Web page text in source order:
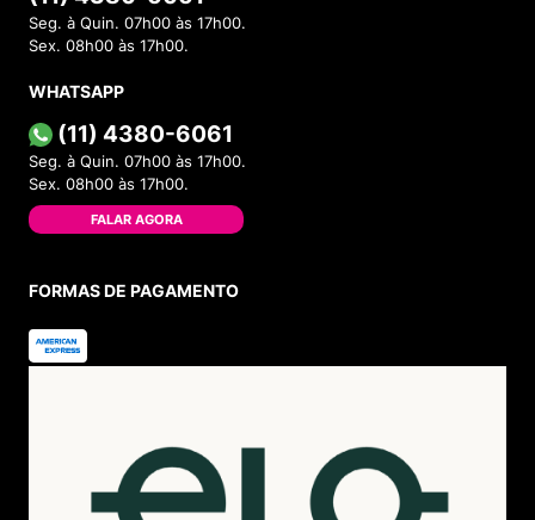
Seg. à Quin. 07h00 às 17h00.
Sex. 08h00 às 17h00.
WHATSAPP
(11) 4380-6061
Seg. à Quin. 07h00 às 17h00.
Sex. 08h00 às 17h00.
FALAR AGORA
FORMAS DE PAGAMENTO